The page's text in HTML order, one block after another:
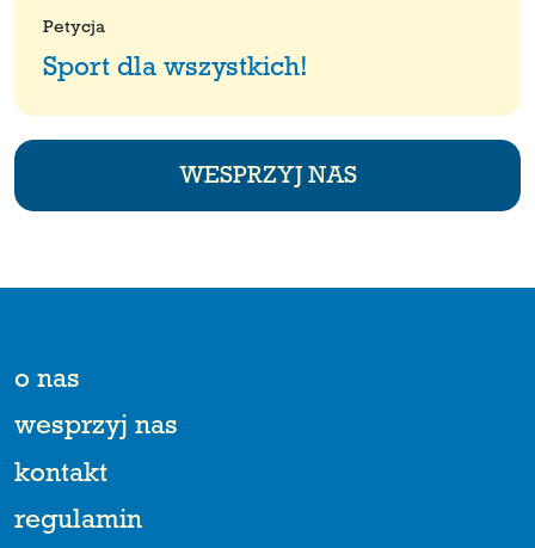
Petycja
Sport dla wszystkich!
WESPRZYJ NAS
o nas
wesprzyj nas
kontakt
regulamin